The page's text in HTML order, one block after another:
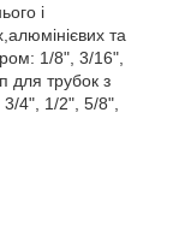
і
та
1/8", 3/16",
для трубок з
4", 1/2", 5/8",